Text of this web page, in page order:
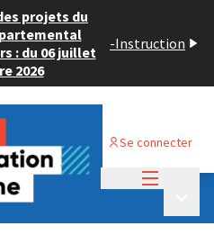
projets du
: du 06 juillet
2026
-Instruction
Se connecter
2024